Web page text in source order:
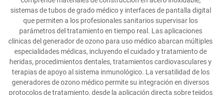
sistemas de tubos de grado médico y interfaces de pantalla digital
que permiten a los profesionales sanitarios supervisar los
parámetros del tratamiento en tiempo real. Las aplicaciones
clínicas del generador de ozono para uso médico abarcan múltiples
especialidades médicas, incluyendo el cuidado y tratamiento de
heridas, procedimientos dentales, tratamientos cardiovasculares y
terapias de apoyo al sistema inmunológico. La versatilidad de los
generadores de ozono médico permite su integración en diversos
protocolos de tratamiento, desde la aplicación directa sobre tejidos